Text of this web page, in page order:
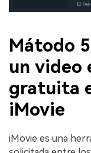
Mátodo
un video
gratuita
iMovie
iMovie es una